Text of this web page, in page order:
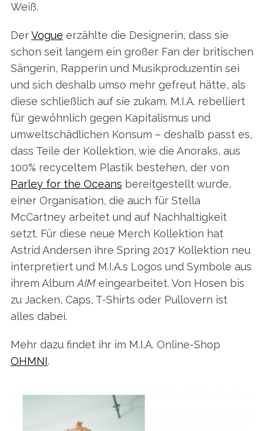
Weiß.
DerVogue erzählte die Designerin, dass sie
schon seit langem ein großer Fan der britischen
Sängerin, Rapperin und Musikproduzentin sei
und sich deshalb umso mehr gefreut hätte, als
diese schließlich auf sie zukam. M.I.A. rebelliert
für gewöhnlich gegen Kapitalismus und
umweltschädlichen Konsum – deshalb passt es,
dass Teile der Kollektion, wie die Anoraks, aus
100% recyceltem Plastik bestehen, der von
Parley for the Oceans bereitgestellt wurde,
einer Organisation, die auch für Stella
McCartney arbeitet und auf Nachhaltigkeit
setzt. Für diese neue Merch Kollektion hat
Astrid Andersen ihre Spring 2017 Kollektion neu
interpretiert und M.I.A.s Logos und Symbole aus
ihrem Album AIMeingearbeitet. Von Hosen bis
zu Jacken, Caps, T-Shirts oder Pullovern ist
alles dabei.
Mehr dazu findet ihr im M.I.A. Online-Shop
OHMNI.